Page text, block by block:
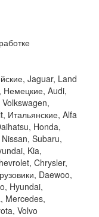
Jaguar, Land
Немецкие, Audi,
Итальянские, Alfa
Honda,
Subaru,
Kia,
Chrysler,
Daewoo,
Hyundai,
Mercedes,
Volvo